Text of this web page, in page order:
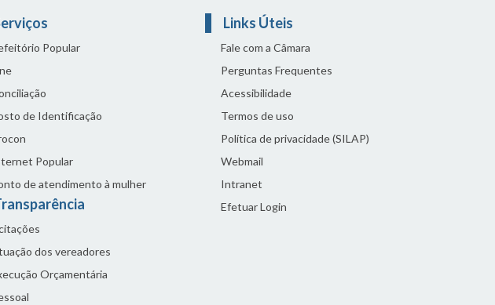
Popular
de Identificação
Popular
de atendimento à mulher
dos vereadores
Orçamentária
Links Úteis
Fale com a Câmara
Perguntas Frequentes
Acessibilidade
Termos de uso
Política de privacidade (SILAP)
Webmail
Intranet
Efetuar Login